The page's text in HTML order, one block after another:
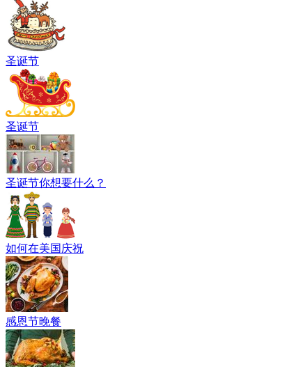
圣诞节
圣诞节
圣诞节你想要什么？
如何在美国庆祝
感恩节晚餐